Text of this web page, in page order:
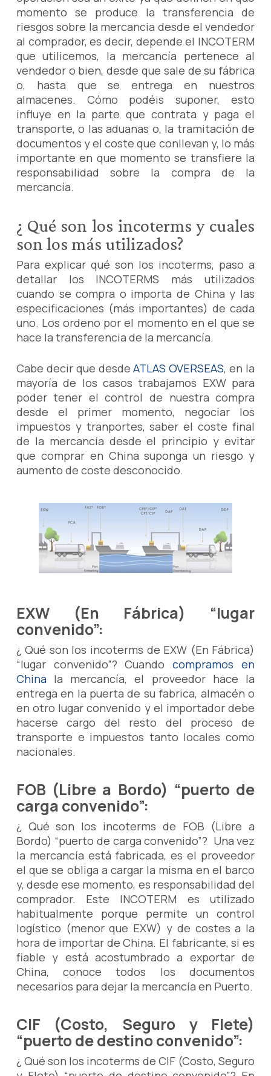
momento se produce la transferencia de
riesgos sobre la mercancia desde el vendedor
al comprador, es decir, depende el INCOTERM
que utilicemos, la mercancía pertenece al
vendedor o bien, desde que sale de su fábrica
o, hasta que se entrega en nuestros
almacenes. Cómo podéis suponer, esto
influye en la parte que contrata y paga el
transporte, o las aduanas o, la tramitación de
documentos y el coste que conllevan y, lo más
importante en que momento se transfiere la
responsabilidad sobre la compra de la
mercancía.
¿ Qué son los incoterms y cuales
son los más utilizados?
Para explicar qué son los incoterms, paso a
detallar los INCOTERMS más utilizados
cuando se compra o importa de China y las
especificaciones (más importantes) de cada
uno. Los ordeno por el momento en el que se
hace la transferencia de la mercancía.
Cabe decir que desdeATLAS OVERSEAS, en la
mayoría de los casos trabajamos EXW para
poder tener el control de nuestra compra
desde el primer momento, negociar los
impuestos y tranportes, saber el coste final
de la mercancía desde el principio y evitar
que comprar en China suponga un riesgo y
aumento de coste desconocido.
EXW (En Fábrica) “lugar
convenido”:
¿ Qué son los incoterms de EXW (En Fábrica)
“lugar convenido”? Cuandocompramos en
Chinala mercancía, el proveedor hace la
entrega en la puerta de su fabrica, almacén o
en otro lugar convenido y el importador debe
hacerse cargo del resto del proceso de
transporte e impuestos tanto locales como
nacionales.
FOB (Libre a Bordo) “puerto de
carga convenido”:
¿ Qué son los incoterms de FOB (Libre a
Bordo) “puerto de carga convenido”? Una vez
la mercancía está fabricada, es el proveedor
el que se obliga a cargar la misma en el barco
y, desde ese momento, es responsabilidad del
comprador. Este INCOTERM es utilizado
habitualmente porque permite un control
logístico (menor que EXW) y de costes a la
hora de importar de China. El fabricante, si es
fiable y está acostumbrado a exportar de
China, conoce todos los documentos
necesarios para dejar la mercancía en Puerto.
CIF (Costo, Seguro y Flete)
“puerto de destino convenido”:
¿ Qué son los incoterms de CIF (Costo, Seguro